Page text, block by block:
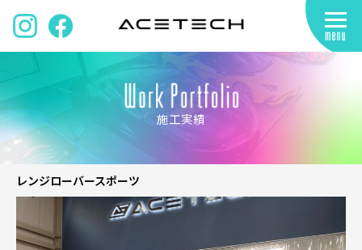
施工実績
レンジローバースポーツ